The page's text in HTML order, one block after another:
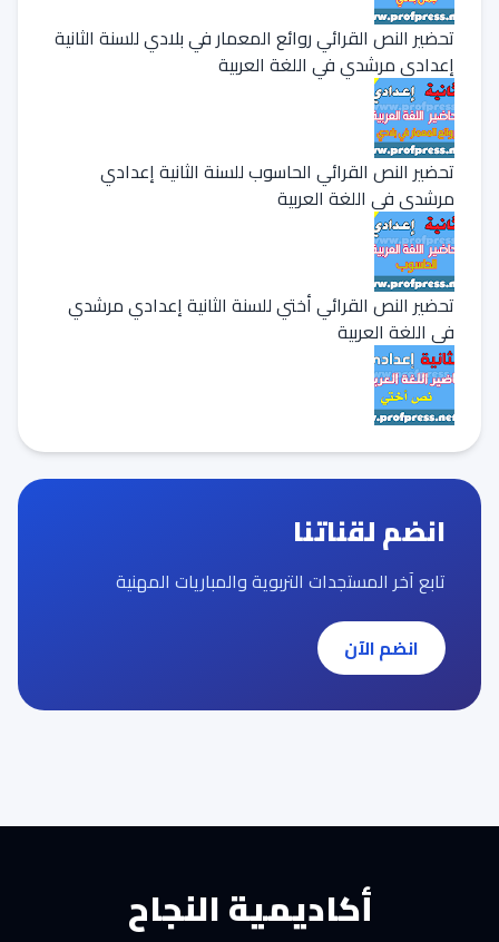
تحضير النص القرائي روائع المعمار في بلادي للسنة الثانية
إعدادي مرشدي في اللغة العربية
تحضير النص القرائي الحاسوب للسنة الثانية إعدادي
مرشدي في اللغة العربية
تحضير النص القرائي أختي للسنة الثانية إعدادي مرشدي
في اللغة العربية
انضم لقناتنا
تابع آخر المستجدات التربوية والمباريات المهنية
انضم الآن
أكاديمية النجاح